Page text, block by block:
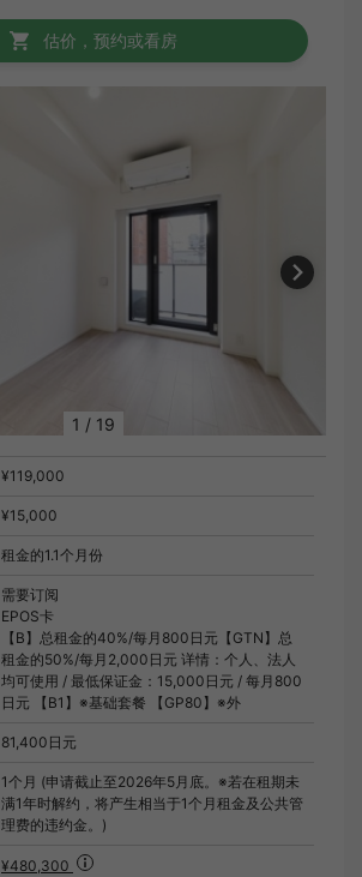
估价，预约或看房
1 / 19
¥119,000
¥15,000
租金的1.1个月份
需要订阅
EPOS卡
【B】总租金的40%/每月800日元【GTN】总
租金的50%/每月2,000日元 详情：个人、法人
均可使用 / 最低保证金：15,000日元 / 每月800
日元 【B1】※基础套餐 【GP80】※外
81,400日元
1个月 (申请截止至2026年5月底。※若在租期未
满1年时解约，将产生相当于1个月租金及公共管
理费的违约金。)
¥480,300